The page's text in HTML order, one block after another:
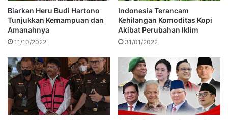
Biarkan Heru Budi Hartono
Tunjukkan Kemampuan dan
Amanahnya
11/10/2022
Indonesia Terancam
Kehilangan Komoditas Kopi
Akibat Perubahan Iklim
31/01/2022